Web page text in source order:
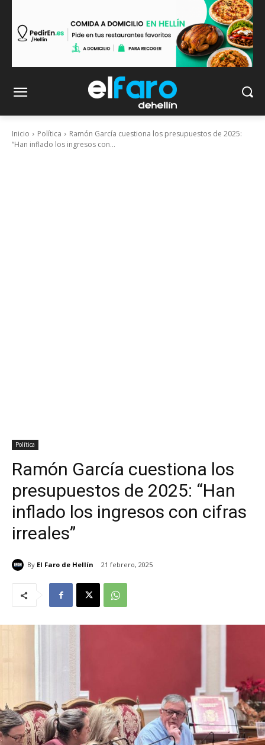
Inicio Política
Ramón García cuestiona los presupuestos de 2025:
“Han inflado los ingresos con...
Política
Ramón García cuestiona los
presupuestos de 2025: “Han
inflado los ingresos con cifras
irreales”
By El Faro de Hellín 21 febrero, 2025